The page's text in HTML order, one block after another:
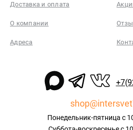
Доставка и оплата
О компании
Адреса
Понедельник-пятница с